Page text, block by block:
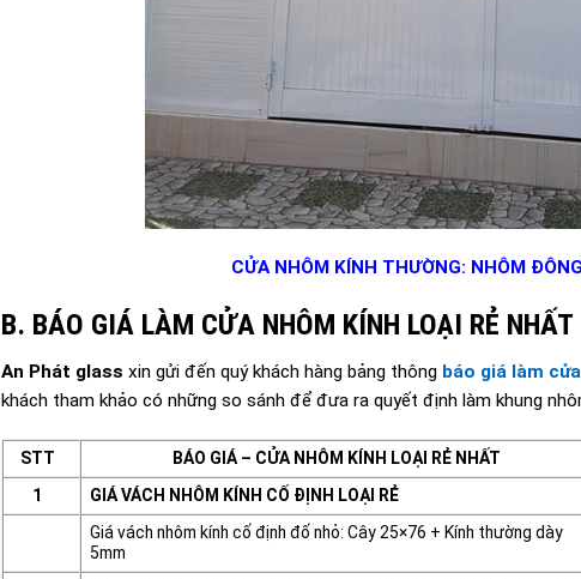
CỬA NHÔM KÍNH THƯỜNG: NHÔM
B. BÁO GIÁ LÀM CỬA NHÔM KÍNH LOẠI RẺ NHẤT
An Phát glass xin gửi đến quý khách hàng bảng thông báo giá làm
khách tham khảo có những so sánh để đưa ra quyết định làm khung
STT BÁO GIÁ – CỬA NHÔM KÍNH LOẠI RẺ NHẤT
1
GIÁ VÁCH NHÔM KÍNH CỐ ĐỊNH LOẠI RẺ
Giá vách nhôm kính cố định đố nhỏ: Cây 25×76 + Kính thường dày
5mm